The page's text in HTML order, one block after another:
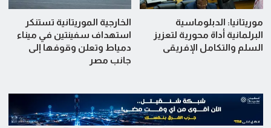
موريتانيا: الدبلوماسية
البرلمانية أداة محورية لتعزيز
السلم والتكامل الإفريقي
الخارجية الموريتانية تستنكر
استهداف سفينتين في ميناء
دمياط وتعلن وقوفها إلى
جانب مصر